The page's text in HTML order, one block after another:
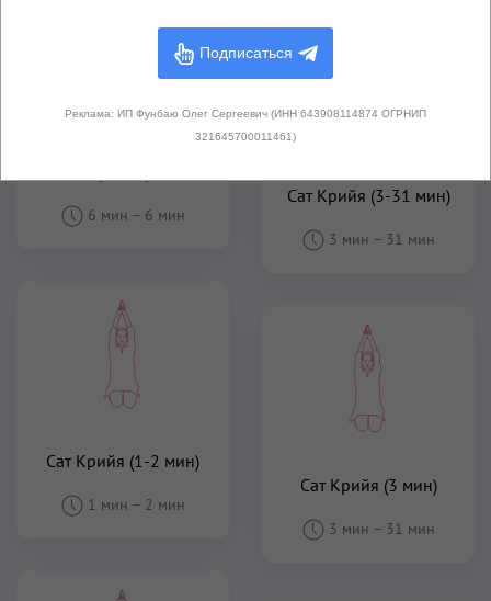
Сат Крийя - вариация
6 мин – 6 мин
Сат Крийя (3-31 мин)
3 мин – 31 мин
Сат Крийя (1-2 мин)
1 мин – 2 мин
Сат Крийя (3 мин)
3 мин – 31 мин
Подписаться
Реклама: ИП Фунбаю Олег Сергеевич (ИНН 643908114874 ОГРНИП
321645700011461)